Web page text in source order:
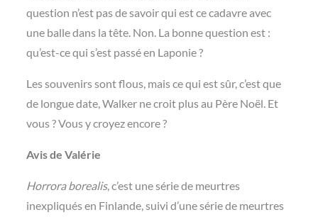
question n’est pas de savoir qui est ce cadavre avec
une balle dans la tête. Non. La bonne question est :
qu’est-ce qui s’est passé en Laponie ?
Les souvenirs sont flous, mais ce qui est sûr, c’est que
de longue date, Walker ne croit plus au Père Noël. Et
vous ? Vous y croyez encore ?
Avis de Valérie
Horrora borealis, c’est une série de meurtres
inexpliqués en Finlande, suivi d’une série de meurtres